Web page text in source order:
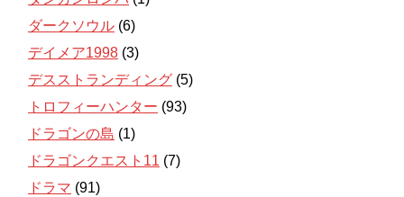
ダークソウル (6)
デイメア1998 (3)
デスストランディング (5)
トロフィーハンター (93)
ドラゴンの島 (1)
ドラゴンクエスト11 (7)
ドラマ (91)